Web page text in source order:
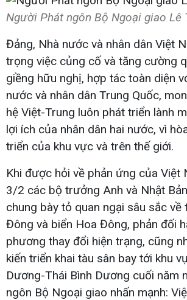
Người Phát ngôn Bộ Ngoại giao Lê
Đảng, Nhà nước và nhân dân Việt
trọng việc củng cố và tăng cường
giềng hữu nghị, hợp tác toàn diện
nước và nhân dân Trung Quốc,
hệ Việt-Trung luôn phát triển lành
lợi ích của nhân dân hai nước, vì
triển của khu vực và trên thế giới.
Khi được hỏi về phản ứng của Việt
3/2 các bộ trưởng Anh và Nhật
chung bày tỏ quan ngại sâu sắc về
Đông và biển Hoa Đông, phản đối
phương thay đổi hiện trạng, cũng
kiến triển khai tàu sân bay tới khu
Dương-Thái Bình Dương cuối năm
ngôn Bộ Ngoại giao nhấn mạnh: